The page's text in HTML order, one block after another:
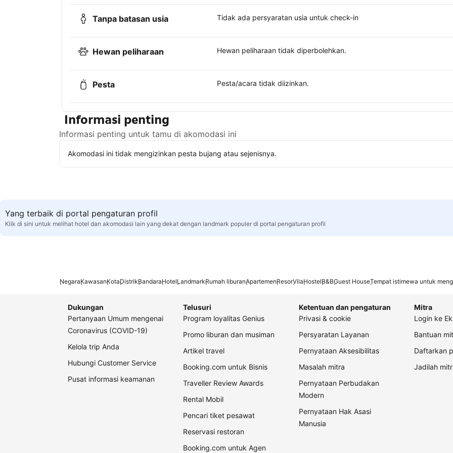
Tanpa batasan usia Tidak ada persyaratan usia untuk check-in
Hewan peliharaan Hewan peliharaan tidak diperbolehkan.
Pesta Pesta/acara tidak diizinkan.
Informasi penting
Informasi penting untuk tamu di akomodasi ini
Akomodasi ini tidak mengizinkan pesta bujang atau sejenisnya.
Yang terbaik di portal pengaturan profil
Klik di sini untuk melihat hotel dan akomodasi lain yang dekat dengan landmark populer di portal pengaturan profil
NegaraKawasanKotaDistrikBandaraHotelLandmarkRumah liburanApartemenResorVilaHostelB&BGuest HouseTempat istimewa untuk
Dukungan
Pertanyaan Umum mengenai
Coronavirus (COVID-19)
Kelola trip Anda
Hubungi Customer Service
Pusat informasi keamanan
Telusuri
Program loyalitas Genius
Promo liburan dan musiman
Artikel travel
Booking.com untuk Bisnis
Traveller Review Awards
Rental Mobil
Pencari tiket pesawat
Reservasi restoran
Booking.com untuk Agen
Ketentuan dan pengaturan
Privasi & cookie
Persyaratan Layanan
Pernyataan Aksesibilitas
Masalah mitra
Pernyataan Perbudakan
Modern
Pernyataan Hak Asasi
Manusia
Mitra
Login ke
Bantuan
Daftarkan
Jadilah